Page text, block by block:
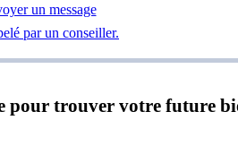
un message
par un conseiller.
pour trouver votre future